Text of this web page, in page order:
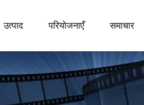
उत्पाद परियोजनाएँ समाचार